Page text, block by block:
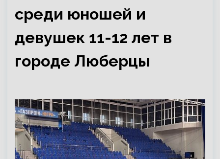
среди юношей и
девушек 11-12 лет в
городе Люберцы